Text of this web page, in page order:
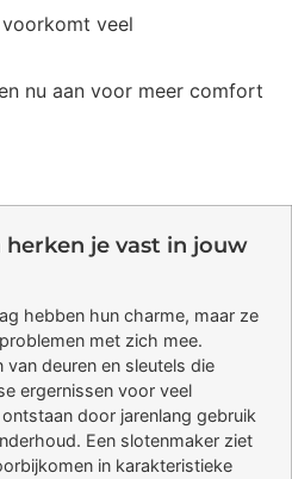
veel
nu aan voor meer comfort
je vast in jouw
hebben hun charme, maar ze
met zich mee.
van deuren en sleutels die
ergernissen voor veel
door jarenlang gebruik
Een slotenmaker ziet
in karakteristieke